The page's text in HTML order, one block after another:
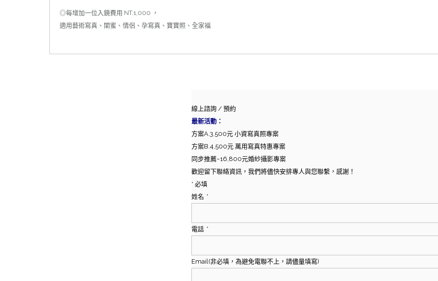
◎每增加一位入鏡費用 NT.1,000 ，
適用藝術寫真、閨蜜、情侶、孕寫真、寶寶照、全家福
線上諮詢 / 預約
最新活動：
方案A.3,500元 小資寫真照專案
方案B.4,500元 萬用寫真特惠專案
同步推薦~16,800元婚紗攝影專案
歡迎留下聯絡資訊，我們將儘快安排專人與您聯繫，感謝！
* 必填
姓名 *
電話 *
Email(非必填，為避免電聯不上，請儘量填寫)